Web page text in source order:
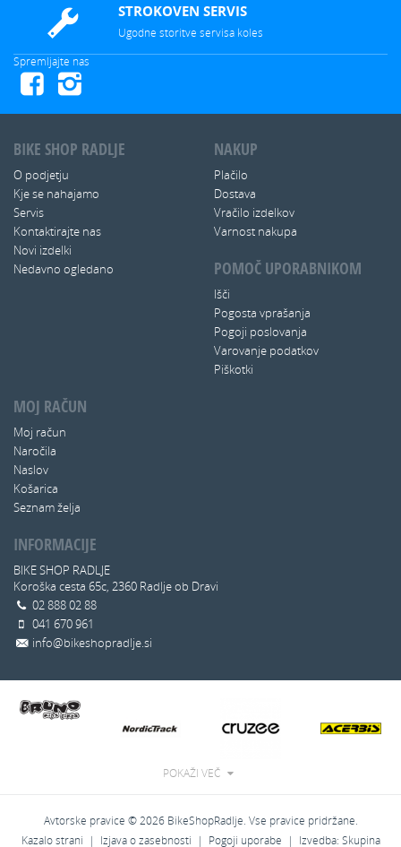
STROKOVEN SERVIS
Ugodne storitve servisa koles
Spremljajte nas
BIKE SHOP RADLJE
O podjetju
Kje se nahajamo
Servis
Kontaktirajte nas
Novi izdelki
Nedavno ogledano
NAKUP
Plačilo
Dostava
Vračilo izdelkov
Varnost nakupa
POMOČ UPORABNIKOM
Išči
Pogosta vprašanja
Pogoji poslovanja
Varovanje podatkov
Piškotki
MOJ RAČUN
Moj račun
Naročila
Naslov
Košarica
Seznam želja
INFORMACIJE
BIKE SHOP RADLJE
Koroška cesta 65c, 2360 Radlje ob Dravi
02 888 02 88
041 670 961
info@bikeshopradlje.si
POKAŽI VEČ
Avtorske pravice © 2026 BikeShopRadlje. Vse pravice pridržane.
Kazalo strani | Izjava o zasebnosti | Pogoji uporabe | Izvedba: Skupina